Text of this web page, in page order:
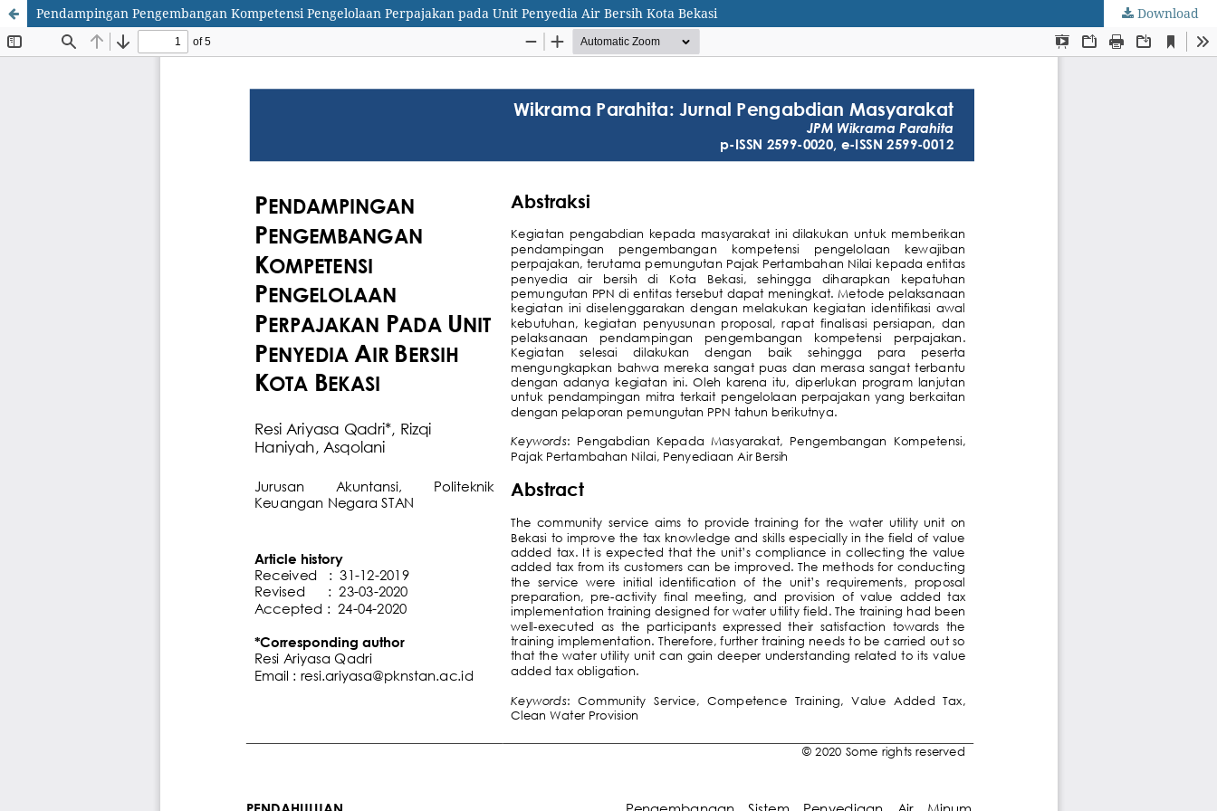
Pendampingan Pengembangan Kompetensi Pengelolaan Perpajakan pada Unit Penyedia Air Bersih Kota Bekasi Download